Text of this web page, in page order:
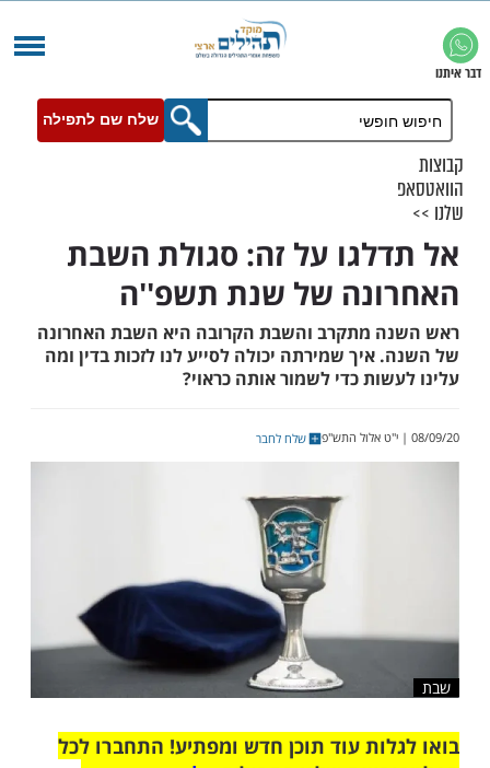
שלח שם לתפילה
על זה: סגולת השבת
של שנת תשפ''ה
שמירתה יכולה לסייע לנו לזכות בדין ומה
שלח לחבר